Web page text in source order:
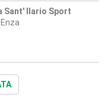
Sant' Ilario Sport